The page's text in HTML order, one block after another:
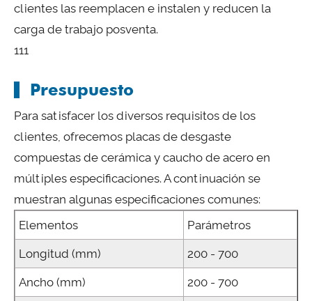
clientes las reemplacen e instalen y reducen la
carga de trabajo posventa.
111
Presupuesto
Para satisfacer los diversos requisitos de los
clientes, ofrecemos placas de desgaste
compuestas de cerámica y caucho de acero en
múltiples especificaciones. A continuación se
muestran algunas especificaciones comunes:
Elementos
Parámetros
Longitud (mm) 200 - 700
Ancho (mm) 200 - 700